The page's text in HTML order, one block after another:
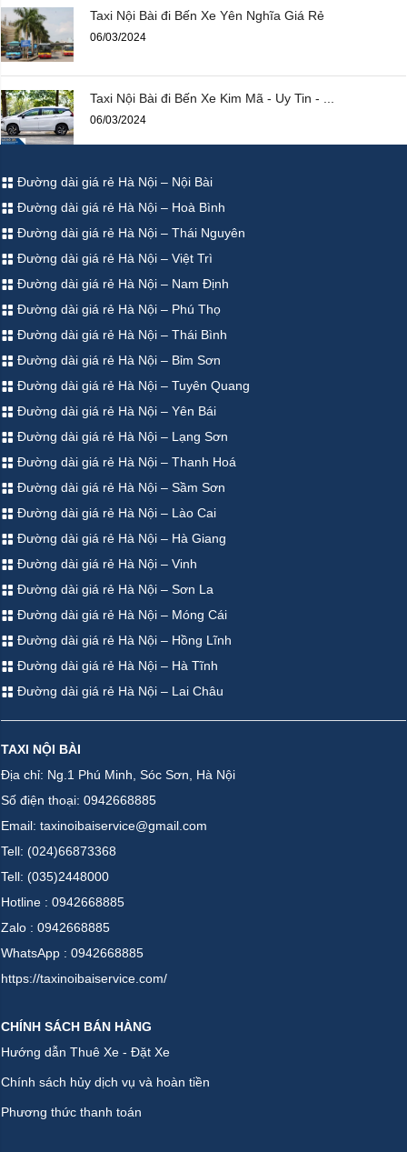
Taxi Nội Bài đi Bến Xe Yên Nghĩa Giá Rẻ
06/03/2024
Taxi Nội Bài đi Bến Xe Kim Mã - Uy Tin - ...
06/03/2024
Đường dài giá rẻ Hà Nội – Nội Bài
Đường dài giá rẻ Hà Nội – Hoà Bình
Đường dài giá rẻ Hà Nội – Thái Nguyên
Đường dài giá rẻ Hà Nội – Việt Trì
Đường dài giá rẻ Hà Nội – Nam Định
Đường dài giá rẻ Hà Nội – Phú Thọ
Đường dài giá rẻ Hà Nội – Thái Bình
Đường dài giá rẻ Hà Nội – Bỉm Sơn
Đường dài giá rẻ Hà Nội – Tuyên Quang
Đường dài giá rẻ Hà Nội – Yên Bái
Đường dài giá rẻ Hà Nội – Lạng Sơn
Đường dài giá rẻ Hà Nội – Thanh Hoá
Đường dài giá rẻ Hà Nội – Sầm Sơn
Đường dài giá rẻ Hà Nội – Lào Cai
Đường dài giá rẻ Hà Nội – Hà Giang
Đường dài giá rẻ Hà Nội – Vinh
Đường dài giá rẻ Hà Nội – Sơn La
Đường dài giá rẻ Hà Nội – Móng Cái
Đường dài giá rẻ Hà Nội – Hồng Lĩnh
Đường dài giá rẻ Hà Nội – Hà Tĩnh
Đường dài giá rẻ Hà Nội – Lai Châu
TAXI NỘI BÀI
Địa chỉ: Ng.1 Phú Minh, Sóc Sơn, Hà Nội
Số điện thoại: 0942668885
Email: taxinoibaiservice@gmail.com
Tell: (024)66873368
Tell: (035)2448000
Hotline : 0942668885
Zalo : 0942668885
WhatsApp : 0942668885
https://taxinoibaiservice.com/
CHÍNH SÁCH BÁN HÀNG
Hướng dẫn Thuê Xe - Đặt Xe
Chính sách hủy dịch vụ và hoàn tiền
Phương thức thanh toán